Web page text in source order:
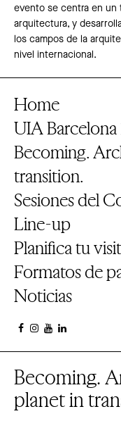
evento se centra en un
arquitectura, y
los campos de la
nivel internacional.
Home
UIA
Becoming.
transition.
Sesiones del
Line-up
Planifica tu
Formatos de
Noticias
Becoming.
planet in